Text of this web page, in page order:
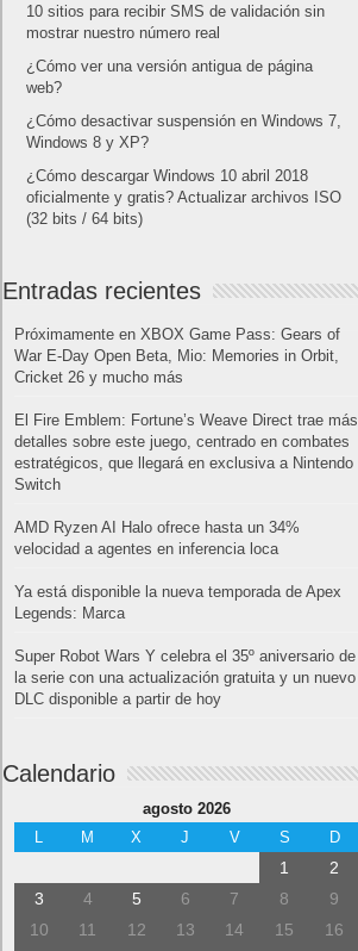
10 sitios para recibir SMS de validación sin
mostrar nuestro número real
¿Cómo ver una versión antigua de página
web?
¿Cómo desactivar suspensión en Windows 7,
Windows 8 y XP?
¿Cómo descargar Windows 10 abril 2018
oficialmente y gratis? Actualizar archivos ISO
(32 bits / 64 bits)
Entradas recientes
Próximamente en XBOX Game Pass: Gears of
War E-Day Open Beta, Mio: Memories in Orbit,
Cricket 26 y mucho más
El Fire Emblem: Fortune’s Weave Direct trae más
detalles sobre este juego, centrado en combates
estratégicos, que llegará en exclusiva a Nintendo
Switch
AMD Ryzen AI Halo ofrece hasta un 34%
velocidad a agentes en inferencia loca
Ya está disponible la nueva temporada de Apex
Legends: Marca
Super Robot Wars Y celebra el 35º aniversario de
la serie con una actualización gratuita y un nuevo
DLC disponible a partir de hoy
Calendario
agosto 2026
L
M X J V S D
1
2
3
4 5 6 7 8
9
10
11 12 13 14 15
16